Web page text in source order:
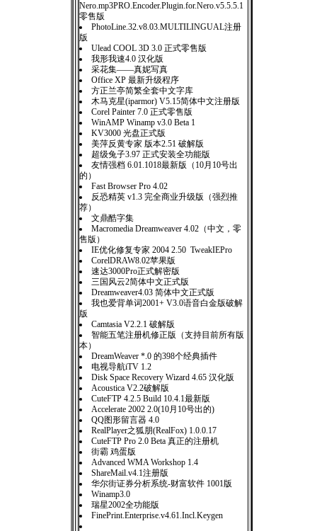
Nero.mp3PRO.Encoder.Plugin.for.Nero.v5.5.5.1
零售版
PhotoLine.32.v8.03.MULTILINGUAL注册
版
Ulead COOL 3D 3.0 正式零售版
我形我速4.0 汉化版
采花集——真妮写真
Office XP 最新升级程序
方正兰亭简繁全套中文字库
木马克星(iparmor) V5.15简体中文注册版
Corel Painter 7.0 正式零售版
WinAMP Winamp v3.0 Beta 1
KV3000 光盘正式版
美萍反黄专家 版本2.51 破解版
超级兔子3.97 正式安装全功能版
友情强档 6.01.1018最新版（10月10号出
的）
Fast Browser Pro 4.02
反恐精英 v1.3 完全商业升级版（强烈推
荐）
文鼎酷字集
Macromedia Dreamweaver 4.02（中文，零
售版）
IE优化修复专家 2004 2.50 TweakIEPro
CorelDRAW8.02苹果版
速达3000Pro正式解密版
三国风云2简体中文正式版
Dreamweaver4.03 简体中文正式版
我也爱背单词2001+ V3.0语音白金版破解
版
Camtasia V2.2.1 破解版
智能五笔注册机修正版（支持目前所有版
本）
DreamWeaver *.0 的398个经典插件
电视导航iTV 1.2
Disk Space Recovery Wizard 4.65 汉化版
Acoustica V2.2破解版
CuteFTP 4.2.5 Build 10.4.1最新版
Accelerate 2002 2.0(10月10号出的)
QQ图形留言器 4.0
RealPlayer之狐朋(RealFox) 1.0.0.17
CuteFTP Pro 2.0 Beta 真正的注册机
街霸 鸡蛋版
Advanced WMA Workshop 1.4
ShareMail.v4.1注册版
华尔街证券分析系统-财富软件 1001版
Winamp3.0
瑞星2002全功能版
FinePrint.Enterprise.v4.61.Incl.Keygen